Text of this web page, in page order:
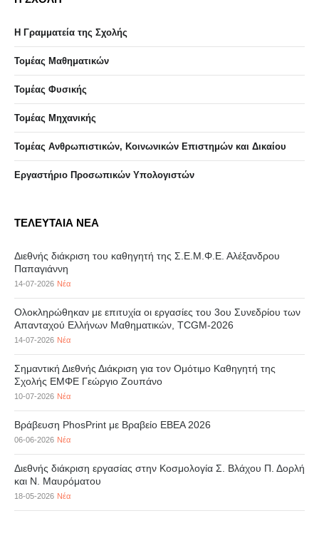
Η Γραμματεία της Σχολής
Τομέας Μαθηματικών
Τομέας Φυσικής
Τομέας Μηχανικής
Τομέας Ανθρωπιστικών, Κοινωνικών Επιστημών και Δικαίου
Eργαστήριo Προσωπικών Υπολογιστών
ΤΕΛΕΥΤΑΙΑ ΝΕΑ
Διεθνής διάκριση του καθηγητή της Σ.Ε.Μ.Φ.Ε. Αλέξανδρου
Παπαγιάννη
14-07-2026 Νέα
Ολοκληρώθηκαν με επιτυχία οι εργασίες του 3ου Συνεδρίου των
Απανταχού Ελλήνων Μαθηματικών, TCGM-2026
14-07-2026 Νέα
Σημαντική Διεθνής Διάκριση για τον Ομότιμο Καθηγητή της
Σχολής ΕΜΦΕ Γεώργιο Ζουπάνο
10-07-2026 Νέα
Βράβευση PhosPrint με Βραβείο ΕΒΕΑ 2026
06-06-2026 Νέα
Διεθνής διάκριση εργασίας στην Κοσμολογία Σ. Βλάχου Π. Δορλή
και Ν. Μαυρόματου
18-05-2026 Νέα